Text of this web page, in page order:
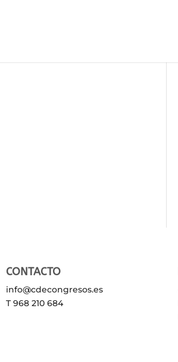
CONTACTO
info@cdecongresos.es
T 968 210 684